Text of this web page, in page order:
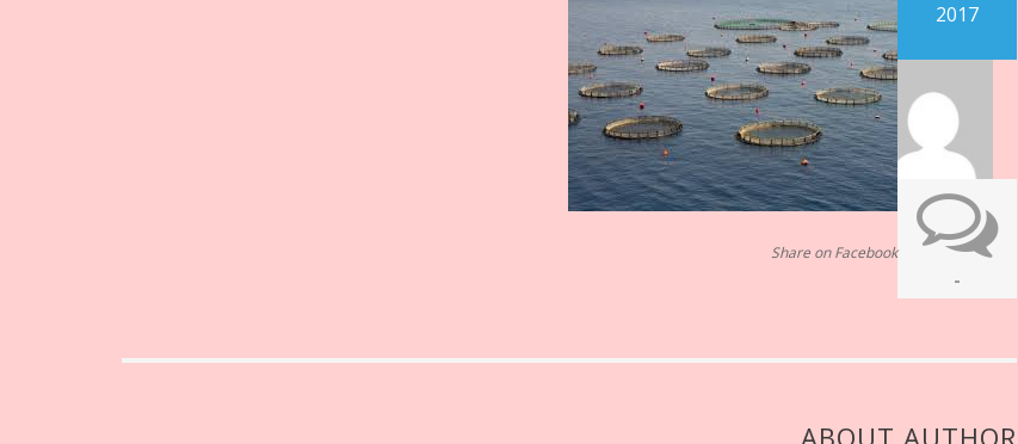
2017
-
Share on Facebook
ABOUT AUTHOR